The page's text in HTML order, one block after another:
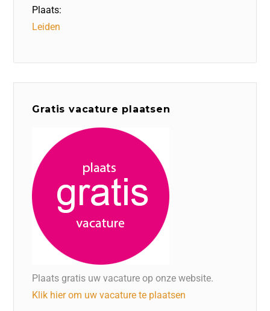
Plaats:
Leiden
Gratis vacature plaatsen
Plaats gratis uw vacature op onze website.
Klik hier om uw vacature te plaatsen